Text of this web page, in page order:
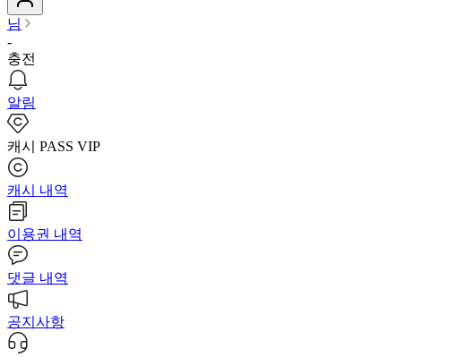
님
-
충전
알림
캐시 PASS VIP
캐시 내역
이용권 내역
댓글 내역
공지사항